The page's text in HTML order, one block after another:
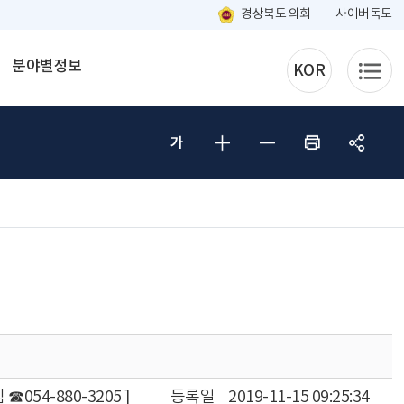
경상북도 의회 사이버독도
분야별정보 KOR
등록일 2019-11-15 09:25:34
☎054-880-3205 ]